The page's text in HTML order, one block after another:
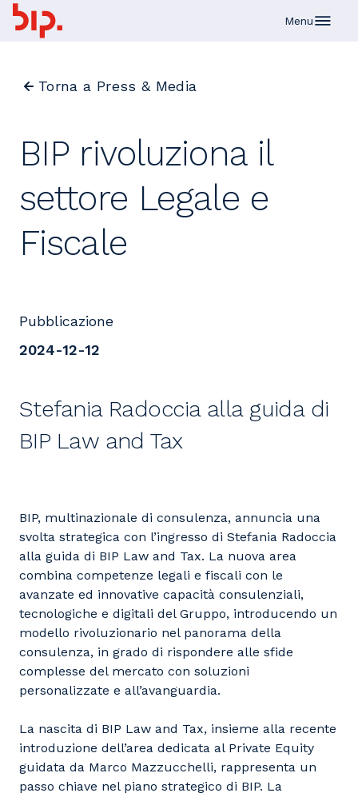
Menu
Torna a Press & Media
BIP rivoluziona il
settore Legale e
Fiscale
Pubblicazione
2024-12-12
Stefania Radoccia alla guida di
BIP Law and Tax
BIP, multinazionale di consulenza, annuncia una
svolta strategica con l’ingresso di Stefania Radoccia
alla guida di BIP Law and Tax. La nuova area
combina competenze legali e fiscali con le
avanzate ed innovative capacità consulenziali,
tecnologiche e digitali del Gruppo, introducendo un
modello rivoluzionario nel panorama della
consulenza, in grado di rispondere alle sfide
complesse del mercato con soluzioni
personalizzate e all’avanguardia.
La nascita di BIP Law and Tax, insieme alla recente
introduzione dell’area dedicata al Private Equity
guidata da Marco Mazzucchelli, rappresenta un
passo chiave nel piano strategico di BIP. La